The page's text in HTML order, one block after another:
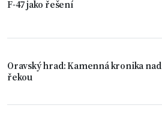
F-47 jako řešení
Oravský hrad: Kamenná kronika nad
řekou